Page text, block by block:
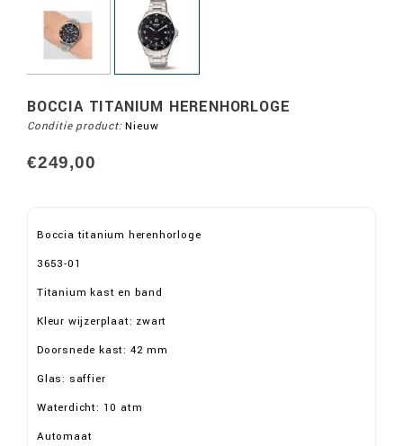
BOCCIA TITANIUM HERENHORLOGE
Conditie product: Nieuw
€249,00
Boccia titanium herenhorloge
3653-01
Titanium kast en band
Kleur wijzerplaat: zwart
Doorsnede kast: 42 mm
Glas: saffier
Waterdicht: 10 atm
Automaat